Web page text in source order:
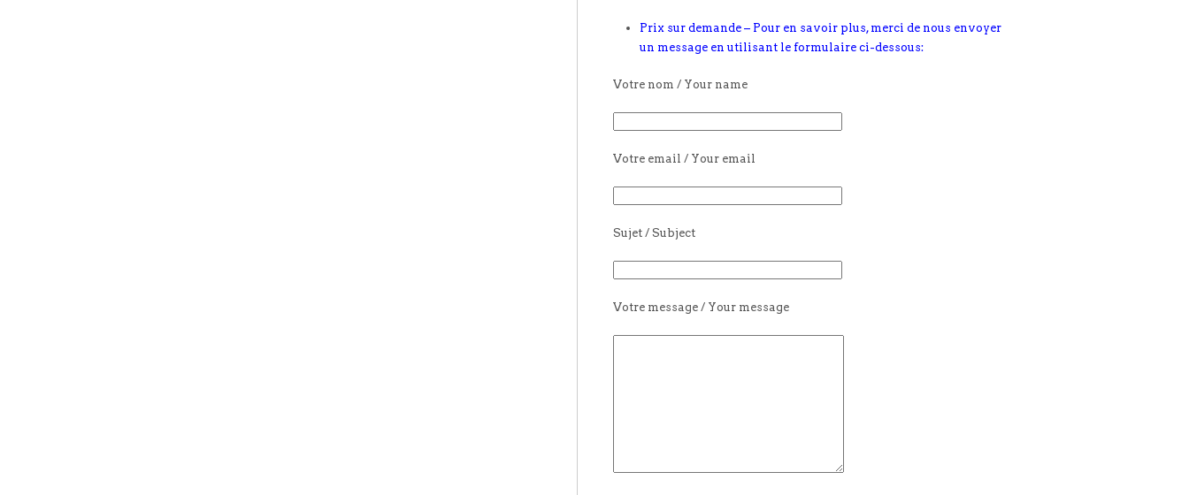
Prix sur demande – Pour en savoir plus, merci de nous envoyer
un message en utilisant le formulaire ci-dessous:
Votre nom / Your name
Votre email / Your email
Sujet / Subject
Votre message / Your message